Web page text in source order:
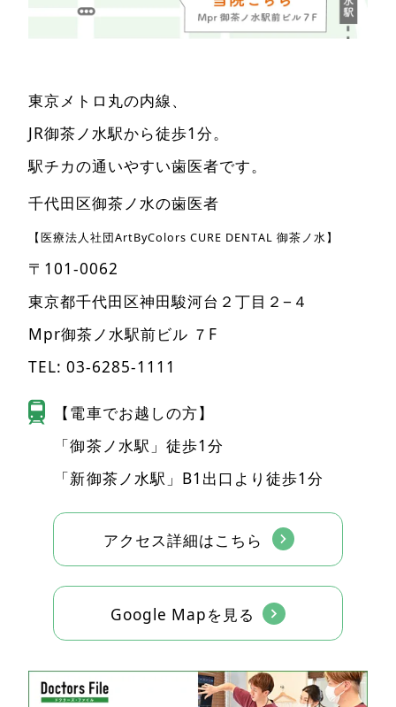
東京メトロ丸の内線、
JR御茶ノ水駅から徒歩1分。
駅チカの通いやすい歯医者です。
千代田区御茶ノ水の歯医者
【医療法人社団ArtByColors CURE DENTAL 御茶ノ水】
〒101-0062
東京都千代田区神田駿河台２丁目２−４
Mpr御茶ノ水駅前ビル ７F
TEL: 03-6285-1111
【電車でお越しの方】
「御茶ノ水駅」徒歩1分
「新御茶ノ水駅」B1出口より徒歩1分
アクセス詳細はこちら
Google Mapを見る